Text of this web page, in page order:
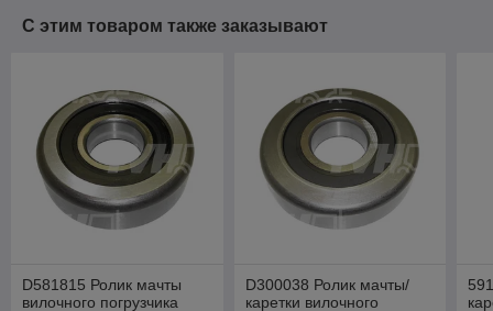
С этим товаром также заказывают
D581815 Ролик мачты
вилочного погрузчика
D300038 Ролик мачты/
каретки вилочного